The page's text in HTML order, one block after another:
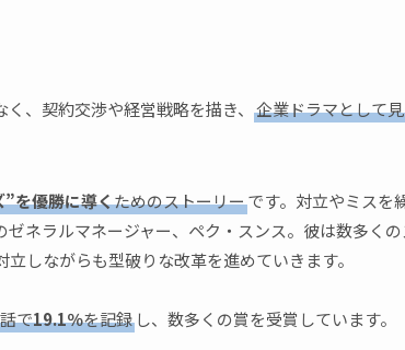
、契約交渉や経営戦略を描き、 企業ドラマとして
を優勝に導くためのストーリーです。対立やミスを
ネラルマネージャー、ペク・スンス。彼は数多く
しながらも型破りな改革を進めていきます。
で19.1％を記録 し、数多くの賞を受賞しています。